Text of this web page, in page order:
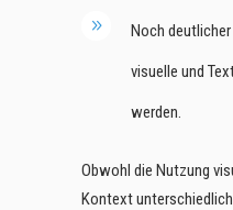
Noch
visuelle und
werden.
Obwohl die Nutzung
Kontext